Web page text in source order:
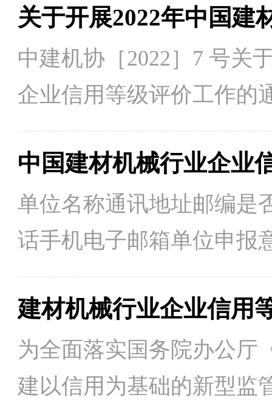
中建机协［2022］7 号关
企业信用等级评价工作的
中国建材机械行业企业
单位名称通讯地址邮编是否协会会员
话手机电子邮箱单位申报
材机械行业企业信用等级
表及申报材料中提供的数
效。 （单位公章） 年
建材机械行业企业信用
为全面落实国务院办公厅
建以信用为基础的新型监